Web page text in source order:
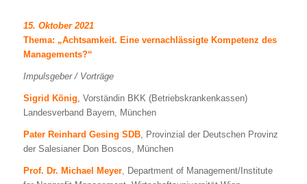
15. Oktober 2021
Thema: „Achtsamkeit. Eine vernachlässigte Kompetenz des
Managements?“
Impulsgeber / Vorträge
Sigrid König, Vorständin BKK (Betriebskrankenkassen)
Landesverband Bayern, München
Pater Reinhard Gesing SDB, Provinzial der Deutschen Provinz
der Salesianer Don Boscos, München
Prof. Dr. Michael Meyer, Department of Management/Institute